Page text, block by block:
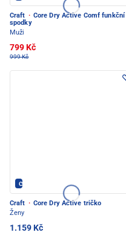
Craft · Core Dry Active Comf funkční
spodky
Muži
799 Kč
999 Kč
CRAFT - PEC POD SNĚŽKOU
Craft · Core Dry Active tričko
Ženy
1.159 Kč